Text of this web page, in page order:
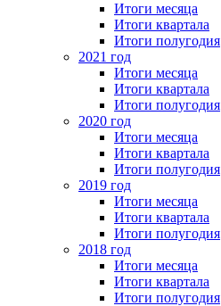
Итоги месяца
Итоги квартала
Итоги полугодия
2021 год
Итоги месяца
Итоги квартала
Итоги полугодия
2020 год
Итоги месяца
Итоги квартала
Итоги полугодия
2019 год
Итоги месяца
Итоги квартала
Итоги полугодия
2018 год
Итоги месяца
Итоги квартала
Итоги полугодия